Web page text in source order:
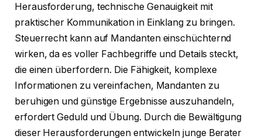
Herausforderung, technische Genauigkeit mit
praktischer Kommunikation in Einklang zu bringen.
Steuerrecht kann auf Mandanten einschüchternd
wirken, da es voller Fachbegriffe und Details steckt,
die einen überfordern. Die Fähigkeit, komplexe
Informationen zu vereinfachen, Mandanten zu
beruhigen und günstige Ergebnisse auszuhandeln,
erfordert Geduld und Übung. Durch die Bewältigung
dieser Herausforderungen entwickeln junge Berater